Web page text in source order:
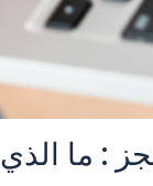
: ما